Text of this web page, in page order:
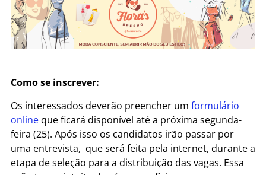
Como se inscrever:
Os interessados deverão preencher um formulário
online que ficará disponível até a próxima segunda-
feira (25). Após isso os candidatos irão passar por
uma entrevista, que será feita pela internet, durante a
etapa de seleção para a distribuição das vagas. Essa